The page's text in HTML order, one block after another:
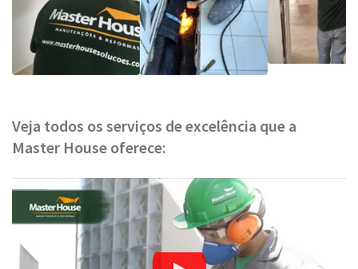
Veja todos os serviços de excelência que a
Master House oferece: